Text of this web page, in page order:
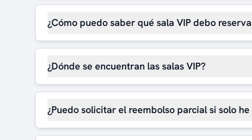
¿Cómo puedo saber qué sala VIP debo
¿Dónde se encuentran las salas VIP?
¿Puedo solicitar el reembolso parcial si solo